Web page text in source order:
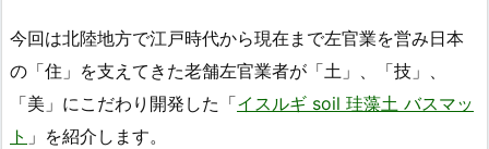
今回は北陸地方で江戸時代から現在まで左官業を営み日本
の「住」を支えてきた老舗左官業者が「土」、「技」、
「美」にこだわり開発した「イスルギ soil 珪藻土 バスマッ
ト 」を紹介します。